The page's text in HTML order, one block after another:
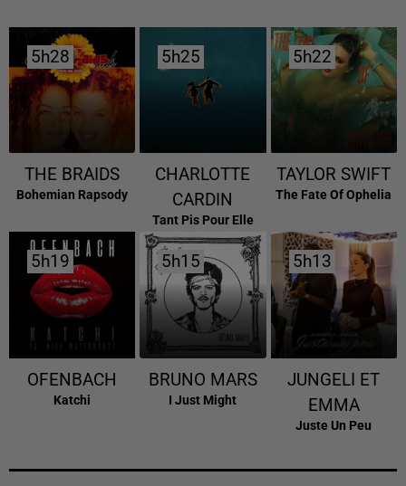
5h28
5h28
THE BRAIDS
Bohemian Rapsody
5h25
5h25
CHARLOTTE
CARDIN
Tant Pis Pour Elle
5h22
5h22
TAYLOR SWIFT
The Fate Of Ophelia
5h19
5h19
OFENBACH
Katchi
5h15
5h15
BRUNO MARS
I Just Might
5h13
5h13
JUNGELI ET
EMMA
Juste Un Peu